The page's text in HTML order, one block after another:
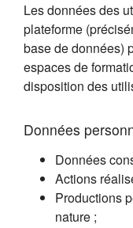
Les données des
plateforme
base de données)
espaces de
disposition des
Données
Données
Actions
Productions
nature ;